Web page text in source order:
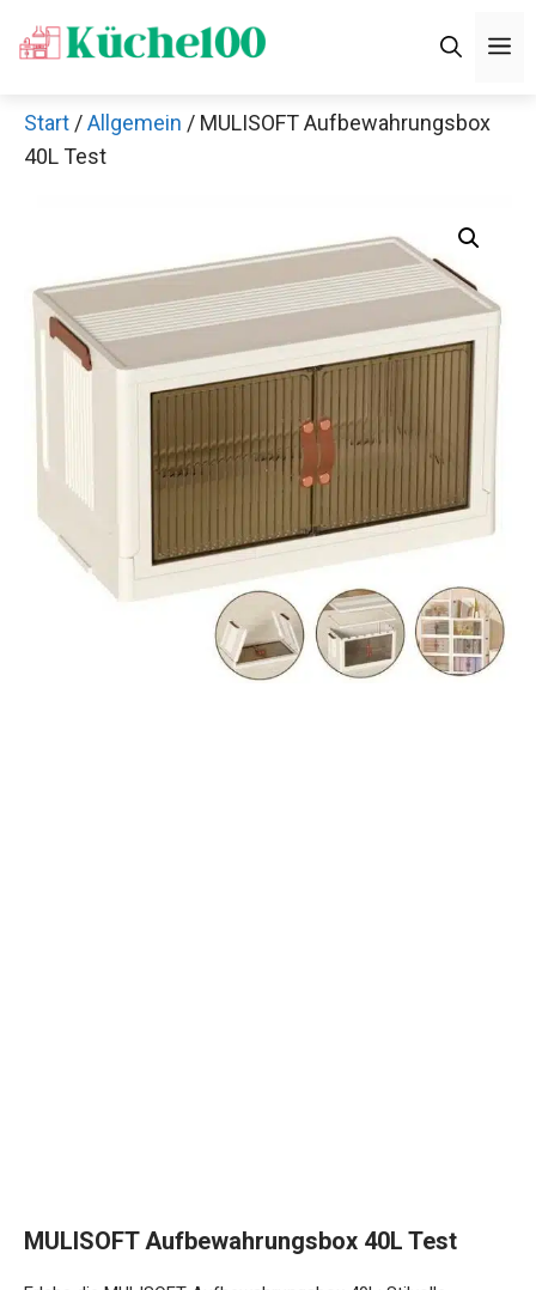
Inhalt
Start /Allgemein / MULISOFT Aufbewahrungsbox
40L Test
MULISOFT Aufbewahrungsbox 40L Test